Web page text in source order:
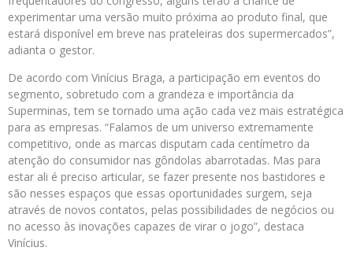
experimentar uma versão muito próxima ao produto final, que
estará disponível em breve nas prateleiras dos supermercados”,
adianta o gestor.
De acordo com Vinícius Braga, a participação em eventos do
segmento, sobretudo com a grandeza e importância da
Superminas, tem se tornado uma ação cada vez mais estratégica
para as empresas. “Falamos de um universo extremamente
competitivo, onde as marcas disputam cada centímetro da
atenção do consumidor nas gôndolas abarrotadas. Mas para
estar ali é preciso articular, se fazer presente nos bastidores e
são nesses espaços que essas oportunidades surgem, seja
através de novos contatos, pelas possibilidades de negócios ou
no acesso às inovações capazes de virar o jogo”, destaca
Vinícius.